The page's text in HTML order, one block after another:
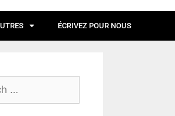
ÉCRIVEZ POUR NOUS